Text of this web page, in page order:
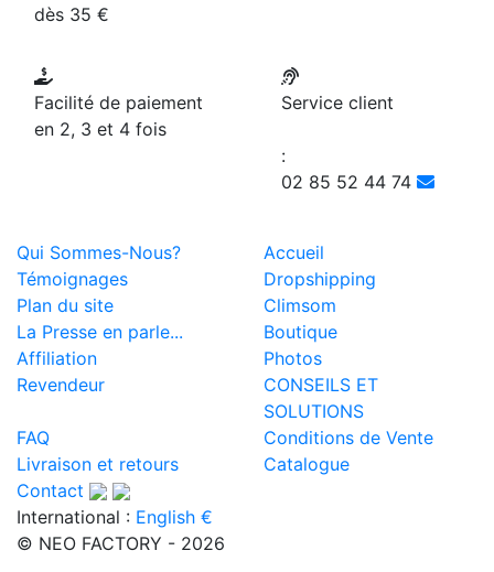
dès 35 €
Facilité de paiement
en 2, 3 et 4 fois
Service client
:
02 85 52 44 74
Qui Sommes-Nous?
Accueil
Témoignages
Dropshipping
Plan du site
Climsom
La Presse en parle...
Boutique
Affiliation
Photos
Revendeur
CONSEILS ET
SOLUTIONS
FAQ
Conditions de Vente
Livraison et retours
Catalogue
Contact
International : English €
© NEO FACTORY - 2026